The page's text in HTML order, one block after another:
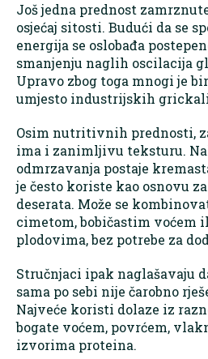
Još jedna prednost
osjećaj sitosti. Budući da se
energija se oslobađa
smanjenju naglih oscilacija
Upravo zbog toga mnogi je
umjesto industrijskih
Osim nutritivnih prednosti,
ima i zanimljivu teksturu.
odmrzavanja postaje
je često koriste kao osnovu
deserata. Može se
cimetom, bobičastim voćem
plodovima, bez potrebe za
Stručnjaci ipak naglašavaju
sama po sebi nije čarobno
Najveće koristi dolaze iz
bogate voćem, povrćem,
izvorima proteina.